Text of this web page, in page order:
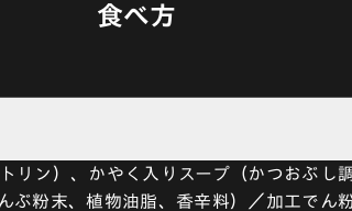
食べ方
ン）、かやく入りスープ（かつおぶし
粉末、植物油脂、香辛料）／加工でん